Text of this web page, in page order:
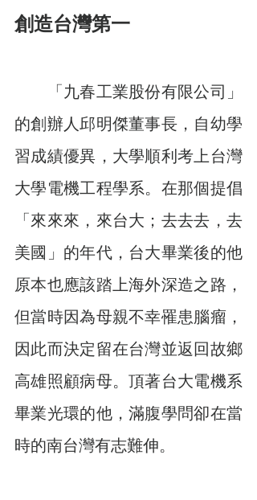
創造台灣第一
「九春工業股份有限公司」
的創辦人邱明傑董事長，自幼學
習成績優異，大學順利考上台灣
大學電機工程學系。在那個提倡
「來來來，來台大；去去去，去
美國」的年代，台大畢業後的他
原本也應該踏上海外深造之路，
但當時因為母親不幸罹患腦瘤，
因此而決定留在台灣並返回故鄉
高雄照顧病母。頂著台大電機系
畢業光環的他，滿腹學問卻在當
時的南台灣有志難伸。